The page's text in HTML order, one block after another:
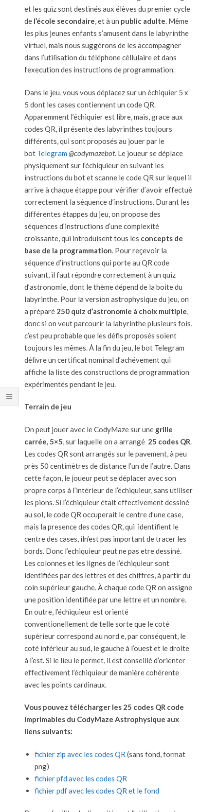
et les quiz sont destinés aux élèves du premier cycle
de l’école secondaire, et à un public adulte. Même
les plus jeunes enfants s’amusent dans le labyrinthe
virtuel, mais nous suggérons de les accompagner
dans l’utilisation du téléphone céllulaire et dans
l’execution des instructions de programmation.
Dans le jeu, vous vous déplacez sur un échiquier 5 x
5 dont les cases contiennent un code QR.
Apparemment l’échiquier est libre, mais, grace aux
codes QR, il présente des labyrinthes toujours
différents, qui sont proposés au jouer par le
bot Telegram @codymazebot. Le joueur se déplace
physiquement sur l’échiquieur en suivant les
instructions du bot et scanne le code QR sur lequel il
arrive à chaque étappe pour vérifier d’avoir effectué
correctement la séquence d’instructions. Durant les
différentes étappes du jeu, on propose des
séquences d’instructions d’une complexité
croissante, qui introduisent tous les concepts de
base de la programmation. Pour reçevoir la
séquence d’instructions qui porte au QR code
suivant, il faut répondre correctement à un quiz
d’astronomie, dont le thème dépend de la boite du
labyrinthe. Pour la version astrophysique du jeu, on
a préparé 250 quiz d’astronomie à choix multiple,
donc si on veut parcourir la labyrinthe plusieurs fois,
c’est peu probable que les défis proposés soient
toujours les mêmes. À la fin du jeu, le bot Telegram
délivre un certificat nominal d’achévement qui
affiche la liste des constructions de programmation
expérimentés pendant le jeu.
Terrain de jeu
On peut jouer avec le CodyMaze sur une grille
carrée, 5×5, sur laquelle on a arrangé 25 codes QR.
Les codes QR sont arrangés sur le pavement, à peu
près 50 centimètres de distance l’un de l’autre. Dans
cette façon, le joueur peut se déplacer avec son
propre corps à l’intérieur de l’échiquieur, sans utiliser
les pions. Si l’échiquieur était effectivement dessiné
au sol, le code QR occuperait le centre d’une case,
mais la presence des codes QR, qui identifient le
centre des cases, iln’est pas important de tracer les
bords. Donc l’echiquieur peut ne pas etre dessiné.
Les colonnes et les lignes de l’échiquieur sont
identifiées par des lettres et des chiffres, à partir du
coin supérieur gauche. À chaque code QR on assigne
une position identifiée par une lettre et un nombre.
En outre, l’échiquieur est orienté
conventionellement de telle sorte que le coté
supérieur correspond au nord e, par conséquent, le
coté inférieur au sud, le gauche à l’ouest et le droite
à l’est. Si le lieu le permet, il est conseillé d’orienter
effectivement l’échiquieur de manière cohérente
avec les points cardinaux.
Vous pouvez télécharger les 25 codes QR code
imprimables du CodyMaze Astrophysique aux
liens suivants:
fichier zip avec les codes QR(sans fond, format
png)
fichier pfd avec les codes QR
fichier pdf avec les codes QR et le fond